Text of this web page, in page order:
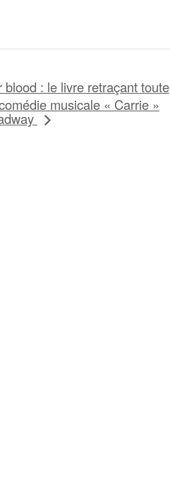
blood : le livre retraçant toute
musicale « Carrie »